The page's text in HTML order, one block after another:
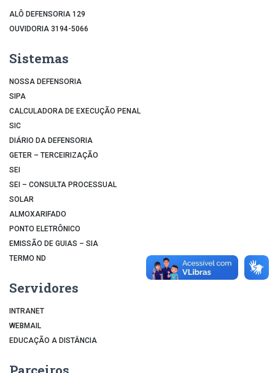
ALÔ DEFENSORIA 129
OUVIDORIA 3194-5066
Sistemas
NOSSA DEFENSORIA
SIPA
CALCULADORA DE EXECUÇÃO PENAL
SIC
DIÁRIO DA DEFENSORIA
GETER – TERCEIRIZAÇÃO
SEI
SEI – CONSULTA PROCESSUAL
SOLAR
ALMOXARIFADO
PONTO ELETRÔNICO
EMISSÃO DE GUIAS – SIA
TERMO ND
Servidores
INTRANET
WEBMAIL
EDUCAÇÃO A DISTÂNCIA